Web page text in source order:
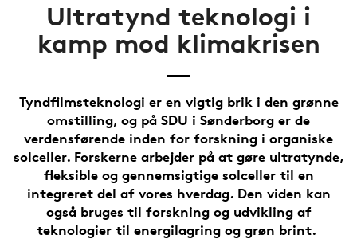
Ultratynd teknologi i
kamp mod klimakrisen
Tyndfilmsteknologi er en vigtig brik i den grønne
omstilling, og på SDU i Sønderborg er de
verdensførende inden for forskning i organiske
solceller. Forskerne arbejder på at gøre ultratynde,
fleksible og gennemsigtige solceller til en
integreret del af vores hverdag. Den viden kan
også bruges til forskning og udvikling af
teknologier til energilagring og grøn brint.